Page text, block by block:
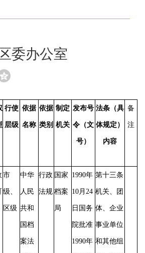
区委办公室
行使
层级
依据
名称
依据
类别
制定
机关
发布号
令（文
号）
法条（具
体规定）
内容
备
注
市
级、
区级
中华
人民
共和
国档
案法
行政
法规
国家
档案
局
1990年
10月24
日国务
院批准
1990年
第十三条
机关、团
体、企业
事业单位
和其他组